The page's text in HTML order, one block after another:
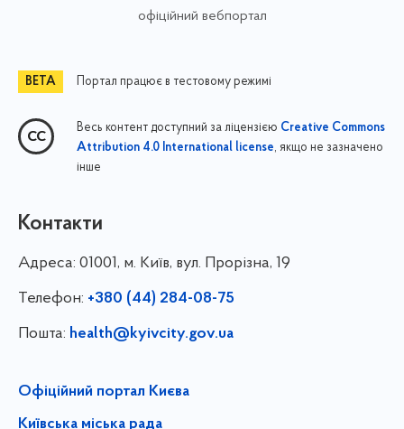
офіційний вебпортал
Портал працює в тестовому режимі
Весь контент доступний за ліцензією Creative Commons
Attribution 4.0 International license, якщо не зазначено
інше
Контакти
Адреса: 01001, м. Київ, вул. Прорізна, 19
Телефон: +380 (44) 284-08-75
Пошта: health@kyivcity.gov.ua
Офіційний портал Києва
Київська міська рада